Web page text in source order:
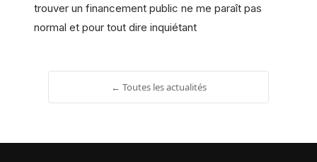
trouver un financement public ne me paraît pas
normal et pour tout dire inquiétant
← Toutes les actualités